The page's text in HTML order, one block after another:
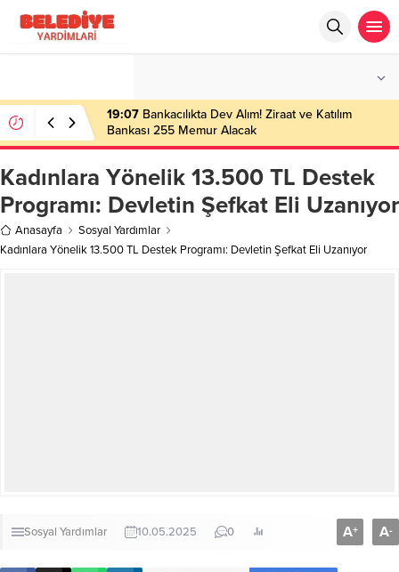
19:07 Bankacılıkta Dev Alım! Ziraat ve Katılım
Bankası 255 Memur Alacak
Kadınlara Yönelik 13.500 TL Destek
Programı: Devletin Şefkat Eli Uzanıyor
Anasayfa
Sosyal Yardımlar
Kadınlara Yönelik 13.500 TL Destek Programı: Devletin Şefkat Eli Uzanıyor
Sosyal Yardımlar 10.05.2025 0 A+ A-